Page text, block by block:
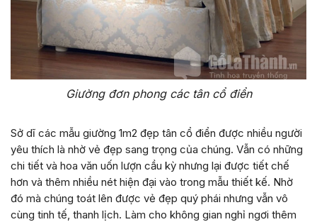
Giường đơn phong các tân cổ điển
Sở dĩ các mẫu giường 1m2 đẹp tân cổ điển được nhiều người
yêu thích là nhờ vẻ đẹp sang trọng của chúng. Vẫn có những
chi tiết và hoa văn uốn lượn cầu kỳ nhưng lại được tiết chế
hơn và thêm nhiều nét hiện đại vào trong mẫu thiết kế. Nhờ
đó mà chúng toát lên được vẻ đẹp quý phái nhưng vẫn vô
cùng tinh tế, thanh lịch. Làm cho không gian nghỉ ngơi thêm